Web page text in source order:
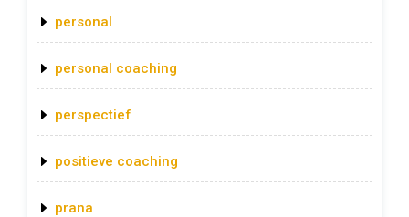
personal
personal coaching
perspectief
positieve coaching
prana